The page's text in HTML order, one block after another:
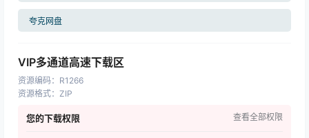
夸克网盘
VIP多通道高速下载区
资源编码： R1266
资源格式： ZIP
您的下载权限 查看全部权限